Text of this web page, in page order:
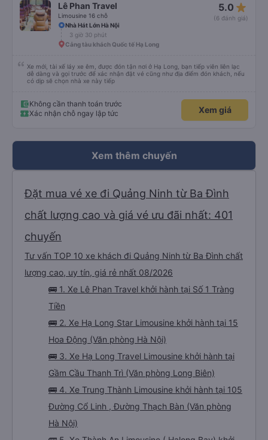
Lê Phan Travel
Limousine 16 chỗ
5.0 star_rate
(6 đánh giá)
Nhà Hát Lớn Hà Nội
3 giờ 30 phút
Cảng tàu khách Quốc tế Hạ Long
Xe mới, tài xế láy xe êm, được đón tận nơi ở Hạ Long, bạn tiếp viên liên lạc
dễ dàng và gọi trước để xác nhận đặt vé cũng như địa điểm đón khách, nếu
có dịp sẽ chọn nhà xe này tiếp
Không cần thanh toán trước
Xác nhận chỗ ngay lập tức
Xem giá
Xem thêm chuyến
Đặt mua vé xe đi Quảng Ninh từ Ba Đình
chất lượng cao và giá vé ưu đãi nhất: 401
chuyến
Tư vấn TOP 10 xe khách đi Quảng Ninh từ Ba Đình chất
lượng cao, uy tín, giá rẻ nhất 08/2026
🚌 1. Xe Lê Phan Travel khởi hành tại Số 1 Tràng
Tiền
🚌 2. Xe Hạ Long Star Limousine khởi hành tại 15
Hoa Động (Văn phòng Hà Nội)
🚌 3. Xe Hạ Long Travel Limousine khởi hành tại
Gầm Cầu Thanh Trì (Văn phòng Long Biên)
🚌 4. Xe Trung Thành Limousine khởi hành tại 105
Đường Cổ Linh , Đường Thạch Bàn (Văn phòng
Hà Nội)